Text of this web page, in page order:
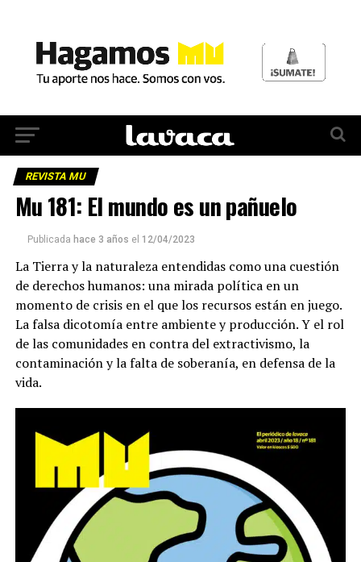
REVISTA MU
Mu 181: El mundo es un pañuelo
Publicada hace 3 años el 12/04/2023
La Tierra y la naturaleza entendidas como una cuestión
de derechos humanos: una mirada política en un
momento de crisis en el que los recursos están en juego.
La falsa dicotomía entre ambiente y producción. Y el rol
de las comunidades en contra del extractivismo, la
contaminación y la falta de soberanía, en defensa de la
vida.